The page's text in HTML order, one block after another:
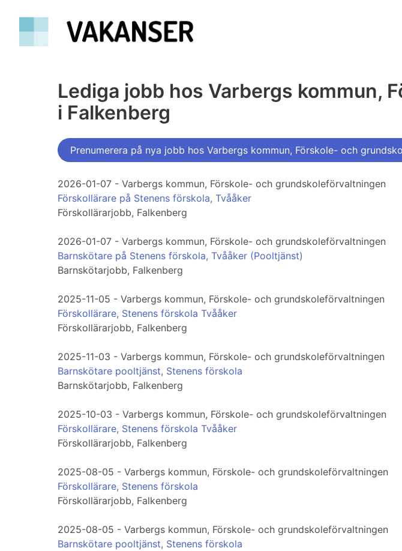
Lediga jobb hos Varbergs kommun,
i Falkenberg
Prenumerera på nya jobb hos Varbergs kommun, Förskole- och
2026-01-07 - Varbergs kommun, Förskole- och grundskoleförvaltningen
Förskollärare på Stenens förskola, Tvååker
Förskollärarjobb, Falkenberg
2026-01-07 - Varbergs kommun, Förskole- och grundskoleförvaltningen
Barnskötare på Stenens förskola, Tvååker (Pooltjänst)
Barnskötarjobb, Falkenberg
2025-11-05 - Varbergs kommun, Förskole- och grundskoleförvaltningen
Förskollärare, Stenens förskola Tvååker
Förskollärarjobb, Falkenberg
2025-11-03 - Varbergs kommun, Förskole- och grundskoleförvaltningen
Barnskötare pooltjänst, Stenens förskola
Barnskötarjobb, Falkenberg
2025-10-03 - Varbergs kommun, Förskole- och grundskoleförvaltningen
Förskollärare, Stenens förskola Tvååker
Förskollärarjobb, Falkenberg
2025-08-05 - Varbergs kommun, Förskole- och grundskoleförvaltningen
Förskollärare, Stenens förskola
Förskollärarjobb, Falkenberg
2025-08-05 - Varbergs kommun, Förskole- och grundskoleförvaltningen
Barnskötare pooltjänst, Stenens förskola